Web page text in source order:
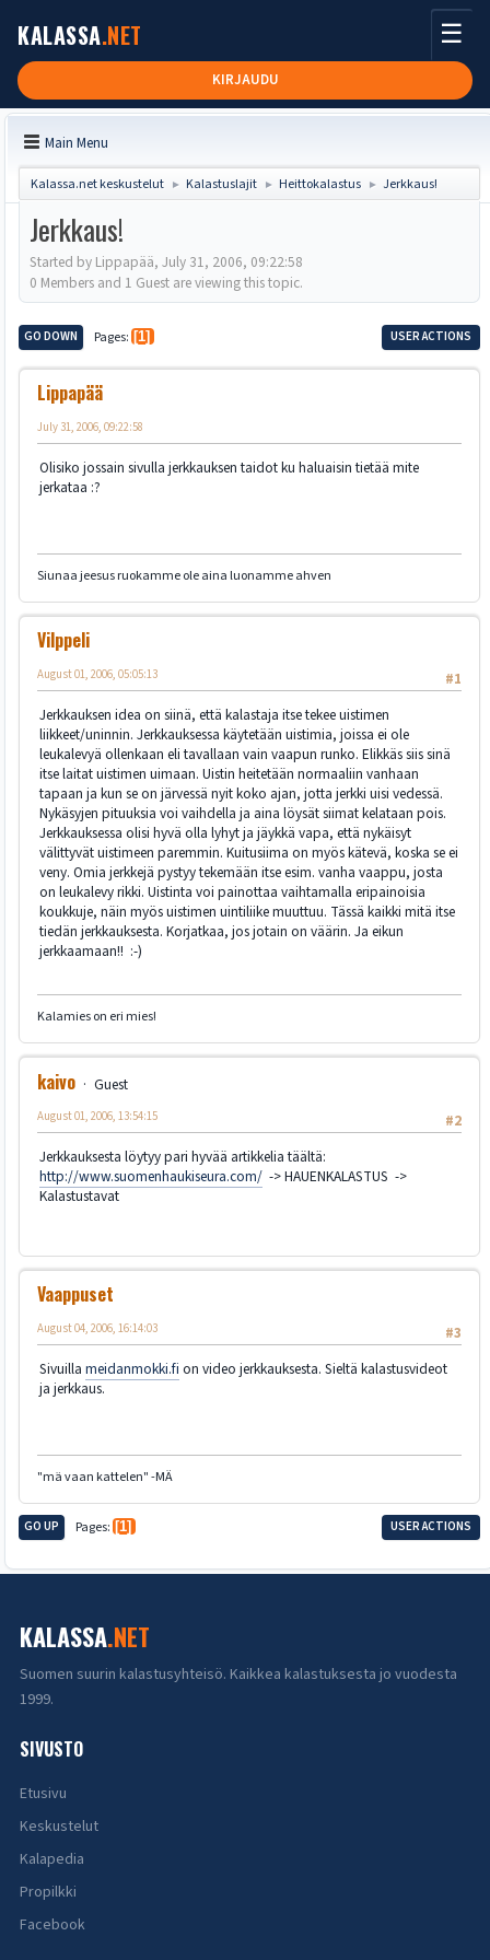
KALASSA.NET
KIRJAUDU
☰
Main Menu
Kalassa.net keskustelut ► Kalastuslajit ► Heittokalastus ► Jerkkaus!
Jerkkaus!
Started by Lippapää, July 31, 2006, 09:22:58
0 Members and 1 Guest are viewing this topic.
GO DOWN Pages 1 USER ACTIONS
Lippapää
July 31, 2006, 09:22:58
Olisiko jossain sivulla jerkkauksen taidot ku haluaisin tietää mite
jerkataa :?
Siunaa jeesus ruokamme ole aina luonamme ahven
Vilppeli
#1
August 01, 2006, 05:05:13
Jerkkauksen idea on siinä, että kalastaja itse tekee uistimen
liikkeet/uninnin. Jerkkauksessa käytetään uistimia, joissa ei ole
leukalevyä ollenkaan eli tavallaan vain vaapun runko. Elikkäs siis sinä
itse laitat uistimen uimaan. Uistin heitetään normaaliin vanhaan
tapaan ja kun se on järvessä nyit koko ajan, jotta jerkki uisi vedessä.
Nykäsyjen pituuksia voi vaihdella ja aina löysät siimat kelataan pois.
Jerkkauksessa olisi hyvä olla lyhyt ja jäykkä vapa, että nykäisyt
välittyvät uistimeen paremmin. Kuitusiima on myös kätevä, koska se ei
veny. Omia jerkkejä pystyy tekemään itse esim. vanha vaappu, josta
on leukalevy rikki. Uistinta voi painottaa vaihtamalla eripainoisia
koukkuje, näin myös uistimen uintiliike muuttuu. Tässä kaikki mitä itse
tiedän jerkkauksesta. Korjatkaa, jos jotain on väärin. Ja eikun
jerkkaamaan!! :-)
Kalamies on eri mies!
kaivo
Guest
#2
August 01, 2006, 13:54:15
Jerkkauksesta löytyy pari hyvää artikkelia täältä:
http://www.suomenhaukiseura.com/ -> HAUENKALASTUS ->
Kalastustavat
Vaappuset
#3
August 04, 2006, 16:14:03
Sivuilla meidanmokki.fi on video jerkkauksesta. Sieltä kalastusvideot
ja jerkkaus.
"mä vaan kattelen" -MÄ
GO UP Pages 1 USER ACTIONS
KALASSA.NET
Suomen suurin kalastusyhteisö. Kaikkea kalastuksesta jo vuodesta
1999.
SIVUSTO
Etusivu
Keskustelut
Kalapedia
Propilkki
Facebook